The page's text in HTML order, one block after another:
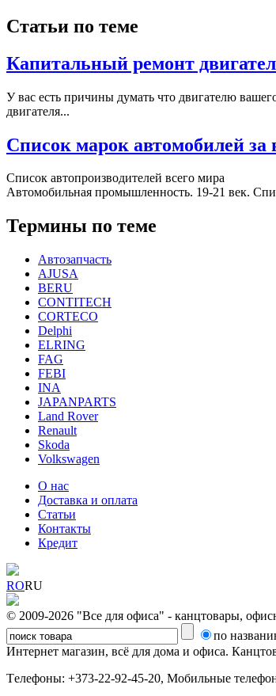
Статьи по теме
Капитальный ремонт
У вас есть причины думать что двигателю
двигателя...
Список марок автомобилей
Список автопроизводителей всего мира
Автомобильная промышленность. 19-21 век.
Термины по теме
Автозапчасть
AJUSA
BERU
CONTITECH
CORTECO
Delphi
ELRING
FAG
FEBI
INA
JAPANPARTS
Land Rover
Renault
Skoda
Volkswagen
О нас
Доставка и оплата
Статьи
Контакты
Кредит
RORU
© 2009-2026 "Все для офиса" - канцтовары,
по
Интернет магазин, всё для дома и офиса.
Tелефоны: +373-22-92-45-20, Мобильные